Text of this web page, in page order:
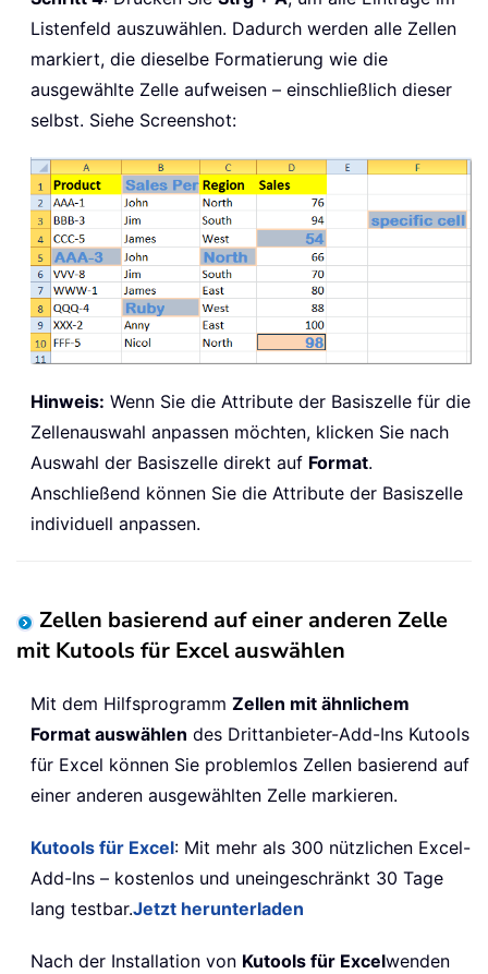
Listenfeld auszuwählen. Dadurch werden alle Zellen
markiert, die dieselbe Formatierung wie die
ausgewählte Zelle aufweisen – einschließlich dieser
selbst. Siehe Screenshot:
Hinweis: Wenn Sie die Attribute der Basiszelle für die
Zellenauswahl anpassen möchten, klicken Sie nach
Auswahl der Basiszelle direkt auf Format.
Anschließend können Sie die Attribute der Basiszelle
individuell anpassen.
Zellen basierend auf einer anderen Zelle
mit Kutools für Excel auswählen
Mit dem Hilfsprogramm Zellen mit ähnlichem
Format auswählen des Drittanbieter-Add-Ins Kutools
für Excel können Sie problemlos Zellen basierend auf
einer anderen ausgewählten Zelle markieren.
Kutools für Excel: Mit mehr als 300 nützlichen Excel-
Add-Ins – kostenlos und uneingeschränkt 30 Tage
lang testbar.Jetzt herunterladen
Nach der Installation von Kutools für Excelwenden